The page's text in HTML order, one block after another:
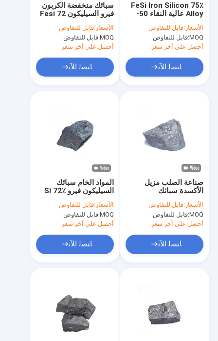
عرض الواقع الافتراضي
اتصل بنا
أخبار
سبائك السيليكون الحديدية
مسحوق فيرو السيليكون
سبائك منخفضة الكربون
فيرو السيليكون 72 Fesi
سبيكة لصناعة الصلب
الأسعار:قابل للتفاوض
MOQ: قابل للتفاوض
أحصل على آخر سعر
ﺎﺘﺼﻟ ﺍﻶﻧ
75٪ FeSi Iron Silicon
Alloy عالية النقاء 50-
الحديدي
الأسعار:قابل للتفاوض
MOQ: قابل للتفاوض
أحصل على آخر سعر
ﺎﺘﺼﻟ ﺍﻶﻧ
المواد الخام سبائك
السيليكون فيرو Si 72٪
مشرق رمادي
الأسعار:قابل للتفاوض
MOQ: قابل للتفاوض
أحصل على آخر سعر
ﺎﺘﺼﻟ ﺍﻶﻧ
صناعة الصلب مزيل
الأكسدة سبائك
Ferrosilicon 10mm
لصناعة المعادن
الأسعار:قابل للتفاوض
MOQ: قابل للتفاوض
أحصل على آخر سعر
ﺎﺘﺼﻟ ﺍﻶﻧ